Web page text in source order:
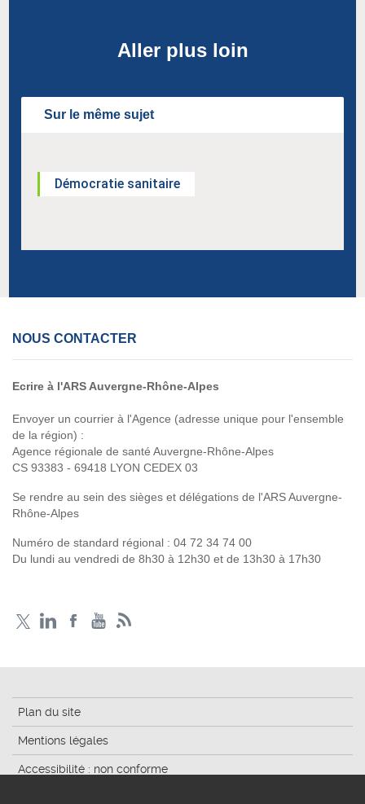
Aller plus loin
Sur le même sujet
Démocratie sanitaire
NOUS CONTACTER
Ecrire à l'ARS Auvergne-Rhône-Alpes
Envoyer un courrier à l'Agence (adresse unique pour l'ensemble
de la région) :
Agence régionale de santé Auvergne-Rhône-Alpes
CS 93383 - 69418 LYON CEDEX 03
Se rendre au sein des sièges et délégations de l'ARS Auvergne-
Rhône-Alpes
Numéro de standard régional : 04 72 34 74 00
Du lundi au vendredi de 8h30 à 12h30 et de 13h30 à 17h30
Plan du site
Mentions légales
Accessibilité : non conforme